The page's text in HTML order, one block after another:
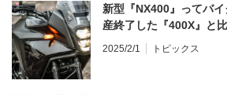
新型『NX400』ってバ
産終了した『400X』と
2025/2/1 トピックス